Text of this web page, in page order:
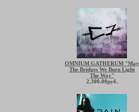
OMNIUM GATHERUM "May
The Bridges We Burn Light
The Way"
2,300.00руб.